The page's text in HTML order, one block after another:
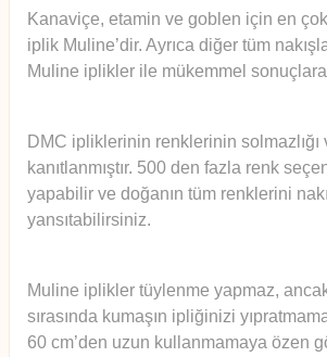
Kanaviçe, etamin ve goblen için en
iplik Muline’dir. Ayrıca diğer tüm
Muline iplikler ile mükemmel
DMC ipliklerinin renklerinin solmazlığı
kanıtlanmıştır. 500 den fazla renk
yapabilir ve doğanın tüm renklerini
yansıtabilirsiniz.
Muline iplikler tüylenme yapmaz,
sırasında kumaşın ipliğinizi
60 cm’den uzun kullanmamaya özen